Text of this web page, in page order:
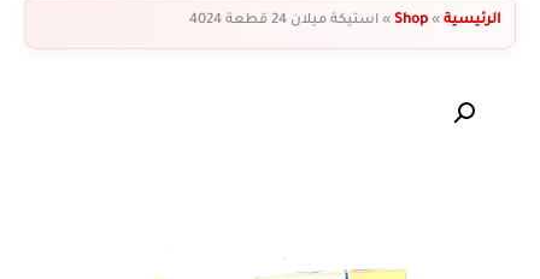
الرئيسية »
Shop
» استيكة ميلان 24 قطعة 4024